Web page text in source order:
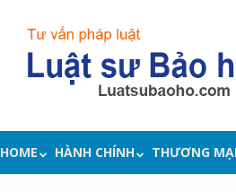
Luật
bảo
lợi,
tư
HOME HÀNH CHÍNH THƯƠNG